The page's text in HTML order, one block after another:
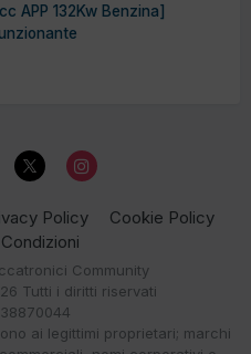
APP 132Kw Benzina]
Policy
Cookie Policy
Community
Tutti i diritti riservati
ai legittimi proprietari; marchi